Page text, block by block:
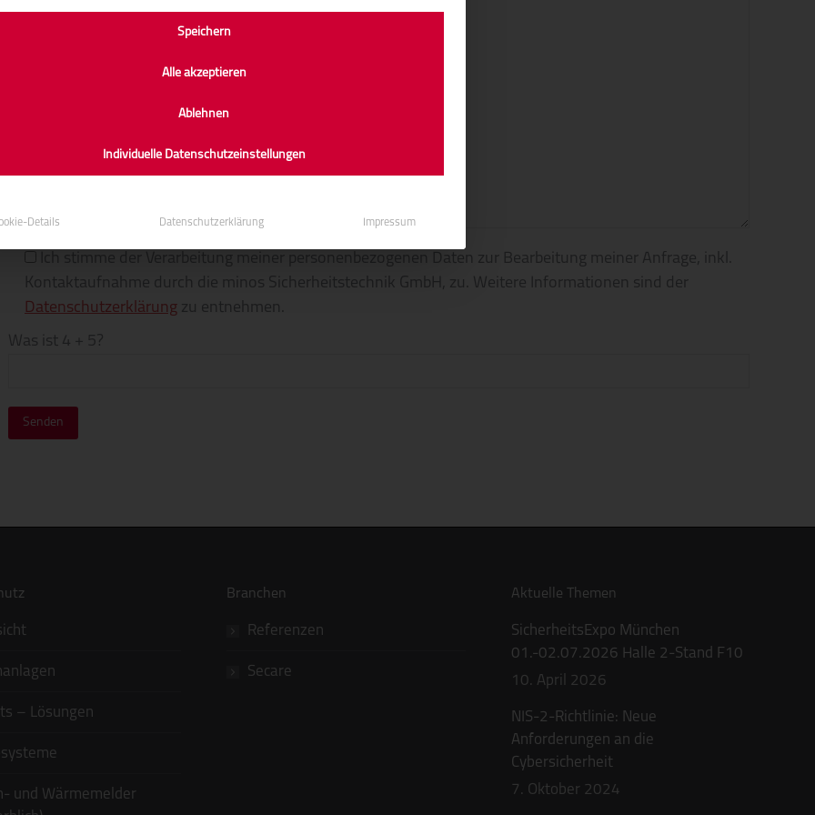
Ich stimme der Verarbeitung meiner personenbezogenen Daten zur Bearbeitung meiner Anfrage, inkl.
Kontaktaufnahme durch die minos Sicherheitstechnik GmbH, zu. Weitere Informationen sind der
Datenschutzerklärung zu entnehmen.
Was ist 4 + 5?
– Lösungen
und Wärmemelder
Branchen
Referenzen
Secare
Aktuelle Themen
SicherheitsExpo München
01.-02.07.2026 Halle 2-Stand F10
10. April 2026
NIS-2-Richtlinie: Neue
Anforderungen an die
Cybersicherheit
7. Oktober 2024
Speichern
Alle akzeptieren
Ablehnen
Individuelle Datenschutzeinstellungen
Details Datenschutzerklärung Impressum